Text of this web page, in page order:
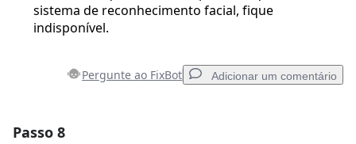
sistema de reconhecimento facial, fique
indisponível.
Pergunte ao FixBot Adicionar um comentário
Passo 8